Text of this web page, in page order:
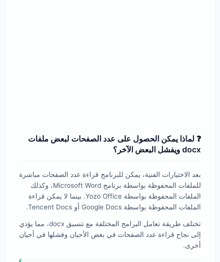
❓ لماذا يمكن الحصول على عدد الصفحات لبعض ملفات
docx ويفشل البعض الآخر؟
بعد الاختبارات الفنية، يمكن للبرنامج قراءة عدد الصفحات مباشرة
للملفات المحفوظة بواسطة برنامج Microsoft Word، وكذلك
الملفات المحفوظة بواسطة Yozo Office. بينما لا يمكن قراءة
الملفات المحفوظة بواسطة Google Docs أو Tencent Docs.
تختلف طريقة تعامل البرامج المختلفة مع تنسيق docx، مما يؤدي
إلى نجاح قراءة عدد الصفحات في بعض الأحيان وفشلها في أحيان
أخرى.